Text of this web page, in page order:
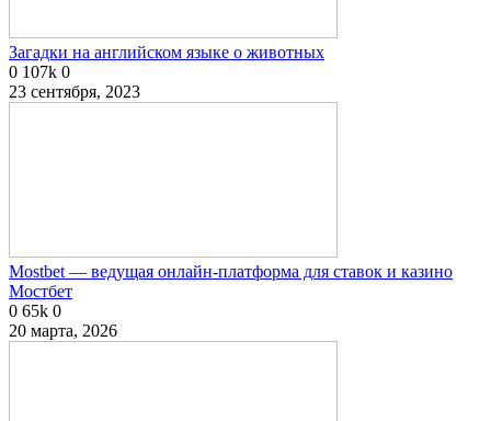
Загадки на английском языке о животных
0 107k 0
23 сентября, 2023
Mostbet — ведущая онлайн-платформа для ставок и казино
Мостбет
0 65k 0
20 марта, 2026